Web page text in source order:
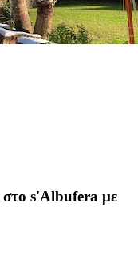
στο s'Albufera με